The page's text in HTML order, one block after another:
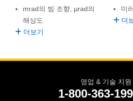
mrad의 빔 조향, µrad의
해상도
더보기
미
더
영업 & 기술 지원
1-800-363-